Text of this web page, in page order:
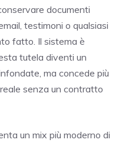
documenti
testimoni o qualsiasi
fatto. Il sistema è
tutela diventi un
ma concede più
senza un contratto
un mix più moderno di